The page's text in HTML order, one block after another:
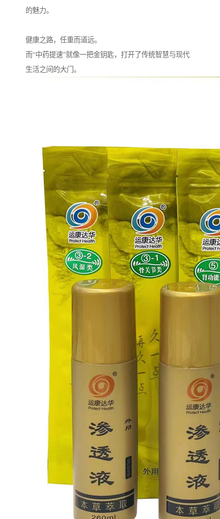
的魅力。
健康之路，任重而道远。
而“中药提速”就像一把金钥匙，打开了传统智慧与现代
生活之间的大门。